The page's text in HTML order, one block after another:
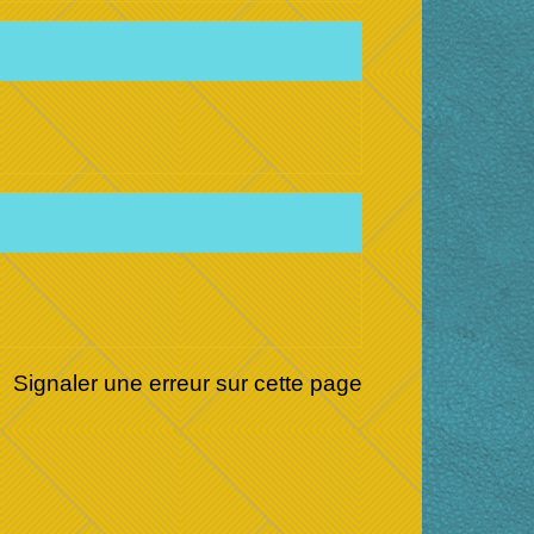
Signaler une erreur sur cette page